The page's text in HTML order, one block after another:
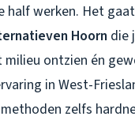
half werken. Het
Hoorn die
milieu ontzien én
in West-
zelfs